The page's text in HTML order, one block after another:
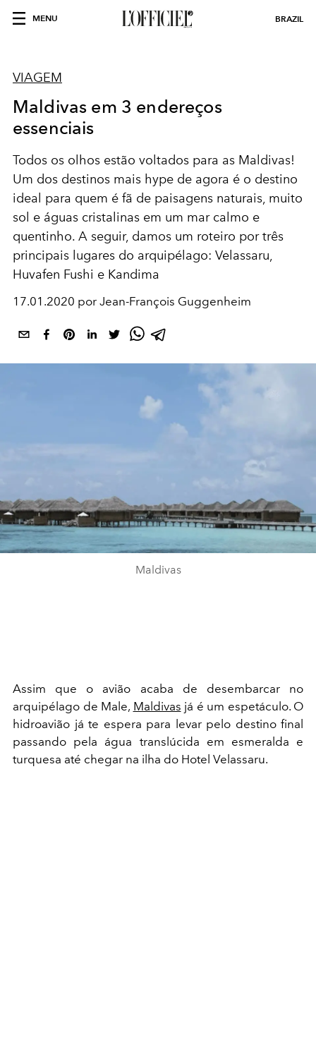
MENU BRAZIL
VIAGEM
Maldivas em 3 endereços
essenciais
Todos os olhos estão voltados para as Maldivas!
Um dos destinos mais hype de agora é o destino
ideal para quem é fã de paisagens naturais, muito
sol e águas cristalinas em um mar calmo e
quentinho. A seguir, damos um roteiro por três
principais lugares do arquipélago: Velassaru,
Huvafen Fushi e Kandima
17.01.2020 por Jean-François Guggenheim
Maldivas
Assim que o avião acaba de desembarcar no
arquipélago de Male, Maldivas já é um espetáculo. O
hidroavião já te espera para levar pelo destino final
passando pela água translúcida em esmeralda e
turquesa até chegar na ilha do Hotel Velassaru.